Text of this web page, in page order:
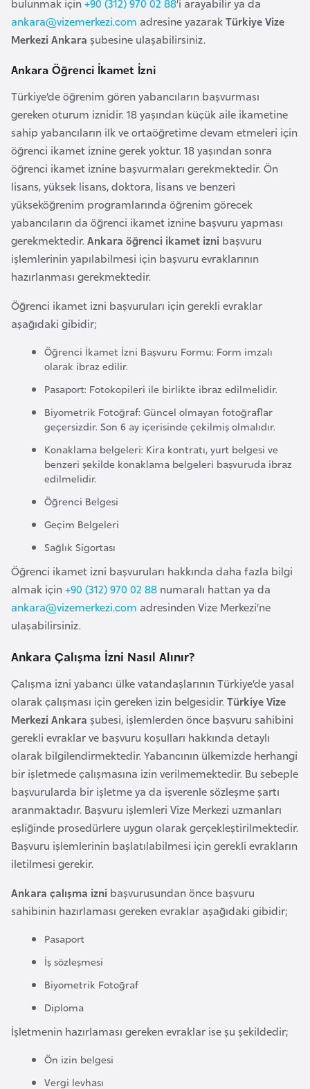
bulunmak için+90 (312) 970 02 88’i arayabilir ya da
ankara@vizemerkezi.com adresine yazarakTürkiye Vize
Merkezi Ankara şubesine ulaşabilirsiniz.
Ankara Öğrenci İkamet İzni
Türkiye’de öğrenim gören yabancıların başvurması
gereken oturum iznidir. 18 yaşından küçük aile ikametine
sahip yabancıların ilk ve ortaöğretime devam etmeleri için
öğrenci ikamet iznine gerek yoktur. 18 yaşından sonra
öğrenci ikamet iznine başvurmaları gerekmektedir. Ön
lisans, yüksek lisans, doktora, lisans ve benzeri
yükseköğrenim programlarında öğrenim görecek
yabancıların da öğrenci ikamet iznine başvuru yapması
gerekmektedir. Ankara öğrenci ikamet izni başvuru
işlemlerinin yapılabilmesi için başvuru evraklarının
hazırlanması gerekmektedir.
Öğrenci ikamet izni başvuruları için gerekli evraklar
aşağıdaki gibidir;
Öğrenci İkamet İzni Başvuru Formu: Form imzalı
olarak ibraz edilir.
Pasaport: Fotokopileri ile birlikte ibraz edilmelidir.
Biyometrik Fotoğraf: Güncel olmayan fotoğraflar
geçersizdir. Son 6 ay içerisinde çekilmiş olmalıdır.
Konaklama belgeleri: Kira kontratı, yurt belgesi ve
benzeri şekilde konaklama belgeleri başvuruda ibraz
edilmelidir.
Öğrenci Belgesi
Geçim Belgeleri
Sağlık Sigortası
Öğrenci ikamet izni başvuruları hakkında daha fazla bilgi
almak için+90 (312) 970 02 88 numaralı hattan ya da
ankara@vizemerkezi.com adresinden Vize Merkezi’ne
ulaşabilirsiniz.
Ankara Çalışma İzni Nasıl Alınır?
Çalışma izni yabancı ülke vatandaşlarının Türkiye’de yasal
olarak çalışması için gereken izin belgesidir. Türkiye Vize
Merkezi Ankara şubesi, işlemlerden önce başvuru sahibini
gerekli evraklar ve başvuru koşulları hakkında detaylı
olarak bilgilendirmektedir. Yabancının ülkemizde herhangi
bir işletmede çalışmasına izin verilmemektedir. Bu sebeple
başvurularda bir işletme ya da işverenle sözleşme şartı
aranmaktadır. Başvuru işlemleri Vize Merkezi uzmanları
eşliğinde prosedürlere uygun olarak gerçekleştirilmektedir.
Başvuru işlemlerinin başlatılabilmesi için gerekli evrakların
iletilmesi gerekir.
Ankara çalışma izni başvurusundan önce başvuru
sahibinin hazırlaması gereken evraklar aşağıdaki gibidir;
Pasaport
İş sözleşmesi
Biyometrik Fotoğraf
Diploma
İşletmenin hazırlaması gereken evraklar ise şu şekildedir;
Ön izin belgesi
Vergi levhası
t
i
o
p
y
a
F
i
l
d
i
ş
i
a
h
y
a
F
r
a
n
s
a
G
a
b
o
n
a
m
a